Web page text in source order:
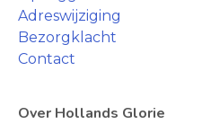
Adreswijziging
Bezorgklacht
Contact
Over Hollands Glorie